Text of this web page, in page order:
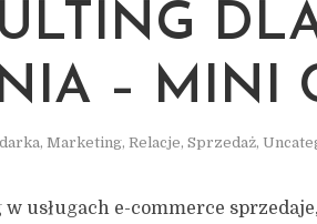
– MINI
, Marketing, Relacje, Sprzedaż,
usługach e-commerce